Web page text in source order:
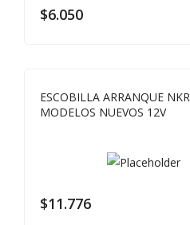
$6.050
ESCOBILLA ARRANQUE NKR
MODELOS NUEVOS 12V
$11.776